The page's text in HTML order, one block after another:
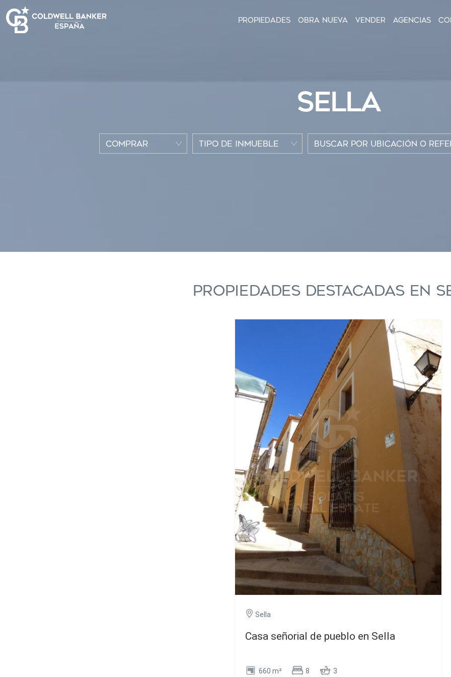
Propiedades Obra nueva Vender Agencias
SELLA
COMPRAR TIPO DE INMUEBLE
Propiedades destacadas en
Sella
Casa señorial de pueblo en Sella
660 m² 8 3
Este sitio web utiliza Cookies propias para recopilar información con la finalidad
mejorar nuestros servicios. Si continua navegando, supone la aceptación de la
instalación de las mismas. El usuario tiene la posibilidad de configurar su
pudiendo, si así lo desea, impedir que sean instaladas en su disco duro,
deberá tener en cuenta que dicha acción podrá ocasionar dificultades de
de la página web.
Analíticas y personalización
Permiten realizar el seguimiento y análisis del comportamiento de los usuarios
sitio web. La información recogida mediante este tipo de cookies se utiliza en la
medición de la actividad de la web para la elaboración de perfiles de
los usuarios con el fin de introducir mejoras en función del análisis de los datos
que hacen los usuarios del servicio. Permiten guardar la información de
del usuario para mejorar la calidad de nuestros servicios y para ofrecer una
experiencia a través de productos recomendados.
Marketing y publicidad
Estas cookies son utilizadas para almacenar información sobre las
elecciones personales del usuario a través de la observación continuada de sus
hábitos de navegación. Gracias a ellas, podemos conocer los hábitos de
en el sitio web y mostrar publicidad relacionada con el perfil de navegación del
Aceptar todas